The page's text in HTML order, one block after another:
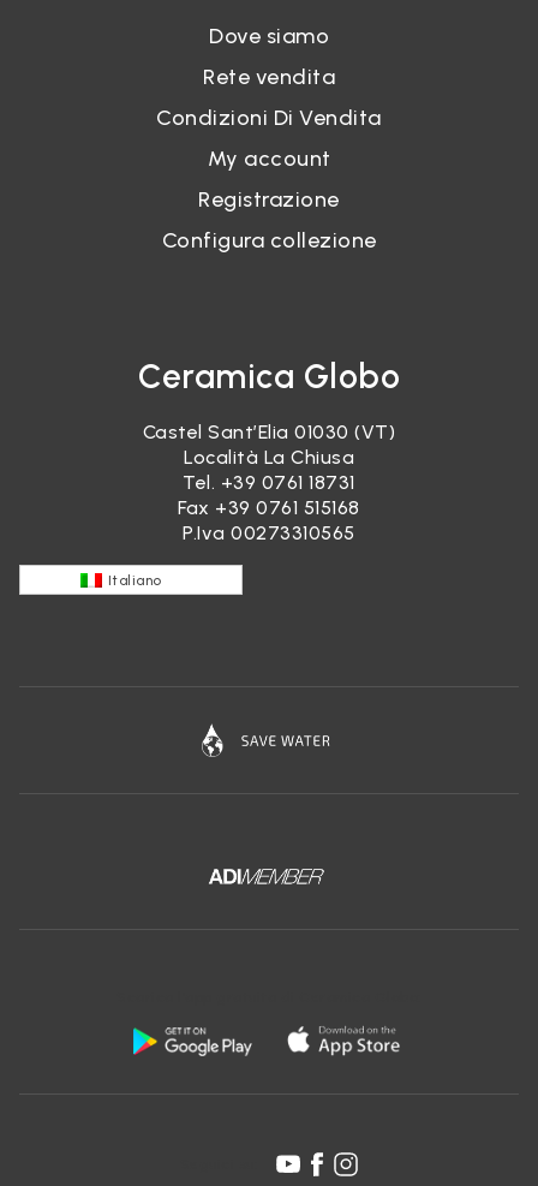
Dove siamo
Rete vendita
Condizioni Di Vendita
My account
Registrazione
Configura collezione
Ceramica Globo
Castel Sant’Elia 01030 (VT)
Località La Chiusa
Tel. +39 0761 18731
Fax +39 0761 515168
P.Iva 00273310565
Italiano